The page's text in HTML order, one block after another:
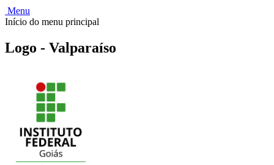
Menu
Início do menu principal
Logo - Valparaíso